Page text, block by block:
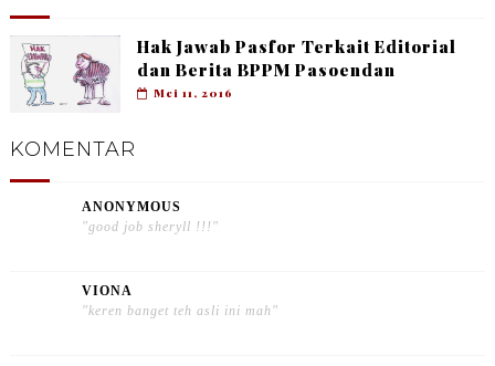
Hak Jawab Pasfor Terkait Editorial
dan Berita BPPM Pasoendan
Mei 11, 2016
KOMENTAR
ANONYMOUS
"good job sheryll !!!"
VIONA
"keren banget teh asli ini mah"